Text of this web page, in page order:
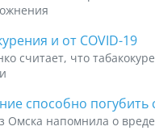
и от COVID-19
считает, что
способно погубить
Омска напомнила о